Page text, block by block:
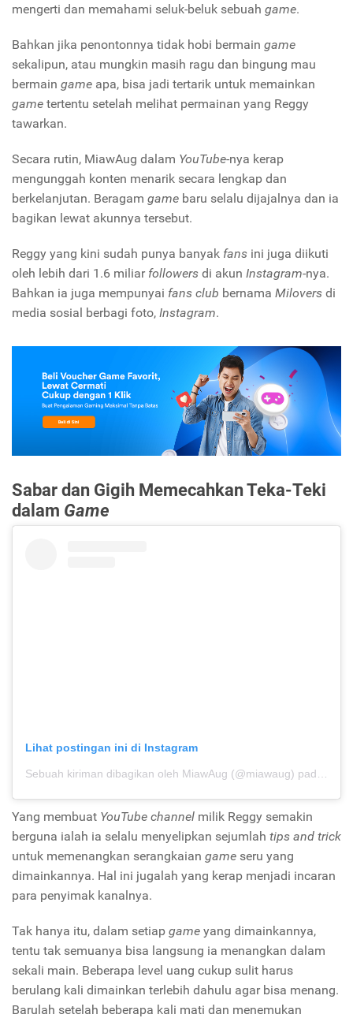
mengerti dan memahami seluk-beluk sebuah game.
Bahkan jika penontonnya tidak hobi bermain game
sekalipun, atau mungkin masih ragu dan bingung mau
bermain game apa, bisa jadi tertarik untuk memainkan
game tertentu setelah melihat permainan yang Reggy
tawarkan.
Secara rutin, MiawAug dalam YouTube-nya kerap
mengunggah konten menarik secara lengkap dan
berkelanjutan. Beragam game baru selalu dijajalnya dan ia
bagikan lewat akunnya tersebut.
Reggy yang kini sudah punya banyak fans ini juga diikuti
oleh lebih dari 1.6 miliar followers di akun Instagram-nya.
Bahkan ia juga mempunyai fans club bernama Milovers di
media sosial berbagi foto, Instagram.
Sabar dan Gigih Memecahkan Teka-Teki
dalam Game
Lihat postingan ini di Instagram
Sebuah kiriman dibagikan oleh MiawAug (@miawaug) pada
Yang membuat YouTube channel milik Reggy semakin
berguna ialah ia selalu menyelipkan sejumlah tips and trick
untuk memenangkan serangkaian game seru yang
dimainkannya. Hal ini jugalah yang kerap menjadi incaran
para penyimak kanalnya.
Tak hanya itu, dalam setiap game yang dimainkannya,
tentu tak semuanya bisa langsung ia menangkan dalam
sekali main. Beberapa level uang cukup sulit harus
berulang kali dimainkan terlebih dahulu agar bisa menang.
Barulah setelah beberapa kali mati dan menemukan